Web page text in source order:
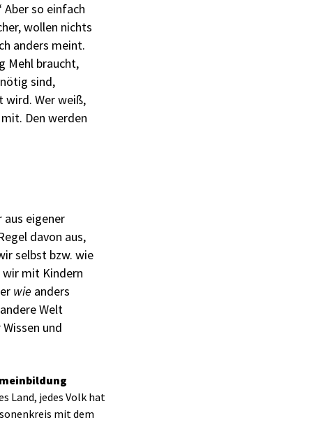
so einfach
wollen nichts
anders meint.
Mehl braucht,
sind,
wird. Wer weiß,
Den werden
aus eigener
davon aus,
selbst bzw. wie
wir mit Kindern
wie anders
Welt
und
Land, jedes Volk hat
mit dem